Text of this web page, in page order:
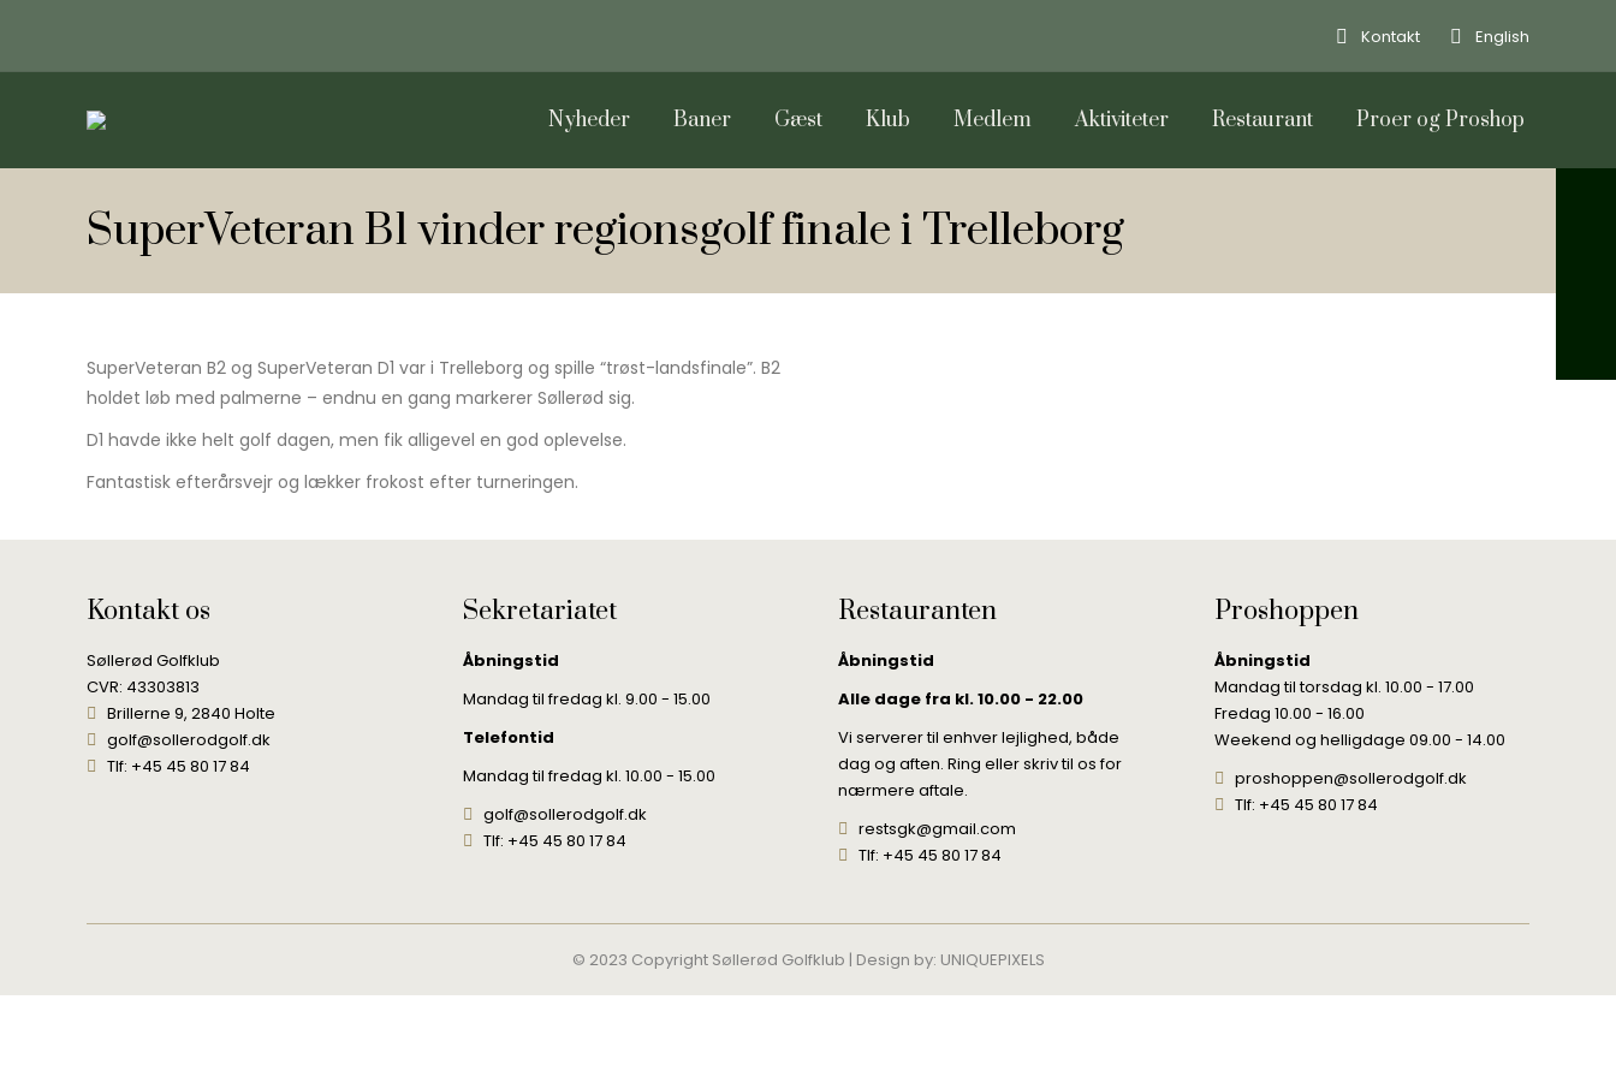
Kontakt English
Nyheder Baner Gæst Klub Medlem Aktiviteter Restaurant Proer og Proshop
SuperVeteran B1 vinder regionsgolf finale i Trelleborg
SuperVeteran B2 og SuperVeteran D1 var i Trelleborg og spille “trøst-landsfinale”. B2
holdet løb med palmerne – endnu en gang markerer Søllerød sig.
D1 havde ikke helt golf dagen, men fik alligevel en god oplevelse.
Fantastisk efterårsvejr og lækker frokost efter turneringen.
Kontakt os
Søllerød Golfklub
CVR: 43303813
Brillerne 9, 2840 Holte
golf@sollerodgolf.dk
Tlf: +45 45 80 17 84
Sekretariatet
Åbningstid
Mandag til fredag kl. 9.00 - 15.00
Telefontid
Mandag til fredag kl. 10.00 - 15.00
golf@sollerodgolf.dk
Tlf: +45 45 80 17 84
Restauranten
Åbningstid
Alle dage fra kl. 10.00 - 22.00
Vi serverer til enhver lejlighed, både
dag og aften. Ring eller skriv til os for
nærmere aftale.
restsgk@gmail.com
Tlf: +45 45 80 17 84
Proshoppen
Åbningstid
Mandag til torsdag kl. 10.00 - 17.00
Fredag 10.00 - 16.00
Weekend og helligdage 09.00 - 14.00
proshoppen@sollerodgolf.dk
Tlf: +45 45 80 17 84
© 2023 Copyright Søllerød Golfklub | Design by: UNIQUEPIXELS